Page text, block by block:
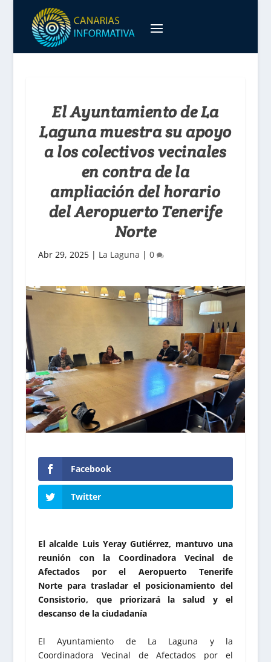
El Ayuntamiento de La
Laguna muestra su apoyo
a los colectivos vecinales
en contra de la
ampliación del horario
del Aeropuerto Tenerife
Norte
Abr 29, 2025| La Laguna | 0
Facebook
Twitter
El alcalde Luis Yeray Gutiérrez, mantuvo una
reunión con la Coordinadora Vecinal de
Afectados por el Aeropuerto Tenerife
Norte para trasladar el posicionamiento del
Consistorio, que priorizará la salud y el
descanso de la ciudadanía
El Ayuntamiento de La Laguna y la
Coordinadora Vecinal de Afectados por el